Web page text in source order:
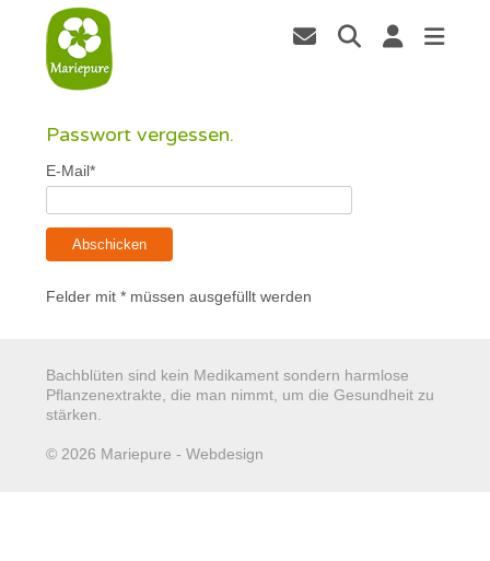
Passwort vergessen.
E-Mail*
Abschicken
Felder mit * müssen ausgefüllt werden
Bachblüten sind kein Medikament sondern harmlose
Pflanzenextrakte, die man nimmt, um die Gesundheit zu
stärken.
© 2026 Mariepure - Webdesign